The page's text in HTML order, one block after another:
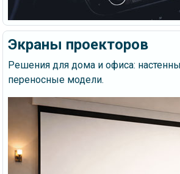
Экраны проекторов
Решения для дома и офиса:
переносные модели.